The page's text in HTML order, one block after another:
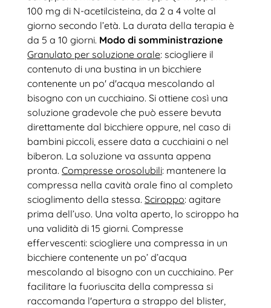
100 mg di N-acetilcisteina, da 2 a 4 volte al
giorno secondo l’età. La durata della terapia è
da 5 a 10 giorni. Modo di somministrazione
Granulato per soluzione orale: sciogliere il
contenuto di una bustina in un bicchiere
contenente un po' d'acqua mescolando al
bisogno con un cucchiaino. Si ottiene così una
soluzione gradevole che può essere bevuta
direttamente dal bicchiere oppure, nel caso di
bambini piccoli, essere data a cucchiaini o nel
biberon. La soluzione va assunta appena
pronta. Compresse orosolubili: mantenere la
compressa nella cavità orale fino al completo
scioglimento della stessa. Sciroppo: agitare
prima dell’uso. Una volta aperto, lo sciroppo ha
una validità di 15 giorni. Compresse
effervescenti: sciogliere una compressa in un
bicchiere contenente un po’ d’acqua
mescolando al bisogno con un cucchiaino. Per
facilitare la fuoriuscita della compressa si
raccomanda l'apertura a strappo del blister,